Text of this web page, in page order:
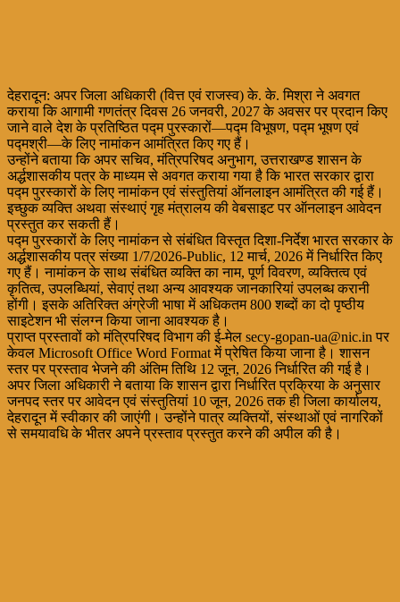
देहरादून: अपर जिला अधिकारी (वित्त एवं राजस्व) के. के. मिश्रा ने अवगत
कराया कि आगामी गणतंत्र दिवस 26 जनवरी, 2027 के अवसर पर प्रदान किए
जाने वाले देश के प्रतिष्ठित पद्म पुरस्कारों—पद्म विभूषण, पद्म भूषण एवं
पद्मश्री—के लिए नामांकन आमंत्रित किए गए हैं।
उन्होंने बताया कि अपर सचिव, मंत्रिपरिषद अनुभाग, उत्तराखण्ड शासन के
अर्द्धशासकीय पत्र के माध्यम से अवगत कराया गया है कि भारत सरकार द्वारा
पद्म पुरस्कारों के लिए नामांकन एवं संस्तुतियां ऑनलाइन आमंत्रित की गई हैं।
इच्छुक व्यक्ति अथवा संस्थाएं गृह मंत्रालय की वेबसाइट पर ऑनलाइन आवेदन
प्रस्तुत कर सकती हैं।
पद्म पुरस्कारों के लिए नामांकन से संबंधित विस्तृत दिशा-निर्देश भारत सरकार के
अर्द्धशासकीय पत्र संख्या 1/7/2026-Public, 12 मार्च, 2026 में निर्धारित किए
गए हैं। नामांकन के साथ संबंधित व्यक्ति का नाम, पूर्ण विवरण, व्यक्तित्व एवं
कृतित्व, उपलब्धियां, सेवाएं तथा अन्य आवश्यक जानकारियां उपलब्ध करानी
होंगी। इसके अतिरिक्त अंग्रेजी भाषा में अधिकतम 800 शब्दों का दो पृष्ठीय
साइटेशन भी संलग्न किया जाना आवश्यक है।
प्राप्त प्रस्तावों को मंत्रिपरिषद विभाग की ई-मेल secy-gopan-ua@nic.in पर
केवल Microsoft Office Word Format में प्रेषित किया जाना है। शासन
स्तर पर प्रस्ताव भेजने की अंतिम तिथि 12 जून, 2026 निर्धारित की गई है।
अपर जिला अधिकारी ने बताया कि शासन द्वारा निर्धारित प्रक्रिया के अनुसार
जनपद स्तर पर आवेदन एवं संस्तुतियां 10 जून, 2026 तक ही जिला कार्यालय,
देहरादून में स्वीकार की जाएंगी। उन्होंने पात्र व्यक्तियों, संस्थाओं एवं नागरिकों
से समयावधि के भीतर अपने प्रस्ताव प्रस्तुत करने की अपील की है।